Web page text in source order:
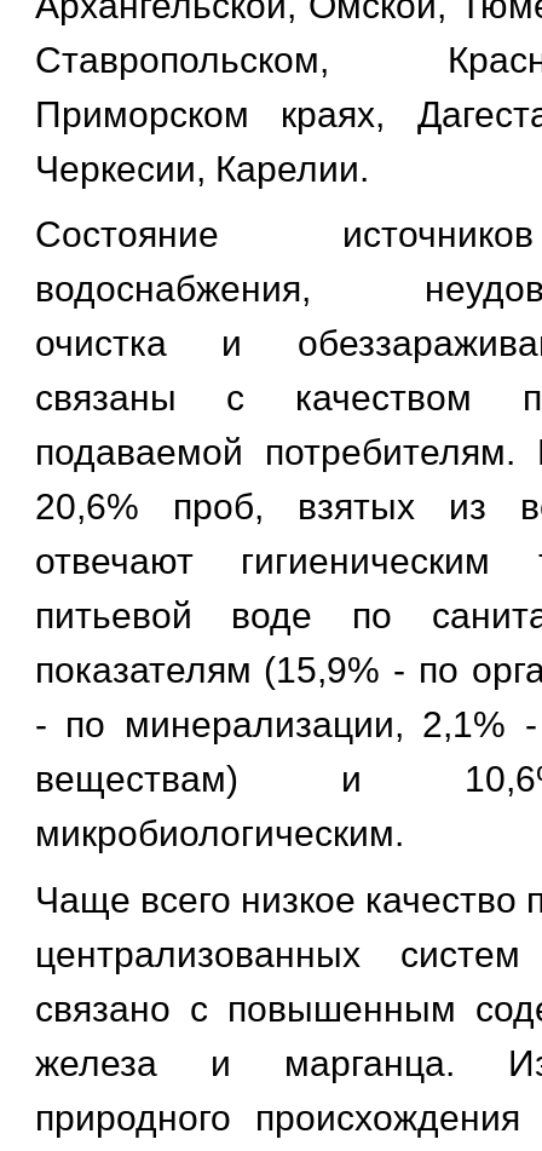
Ставропольском,
Приморском краях,
Черкесии, Карелии.
Состояние
водоснабжения,
очистка и
связаны с качеством
подаваемой
20,6% проб, взятых из
отвечают
питьевой воде по
показателям (15,9% - по
- по минерализации, 2,1% -
веществам) и
микробиологическим.
Чаще всего низкое качество
централизованных
связано с повышенным
железа и марганца.
природного